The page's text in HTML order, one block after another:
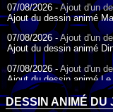
07/08/2026 -Ajout d'un
Ajout du dessin animé
07/08/2026 -Ajout d'un
Ajout du dessin animé
07/08/2026 -Ajout d'un
Ajout du dessin animé
07/08/2026 - Ajout d'un
Ajout du dessin animé
DESSIN ANIMÉ DU